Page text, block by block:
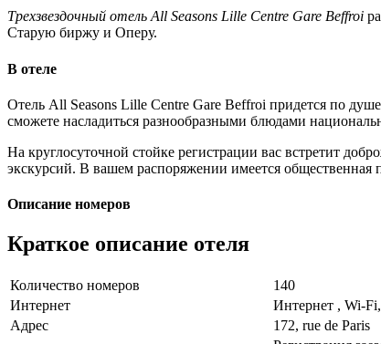
Трехзвездочный отель All Seasons Lille Centre Gare Beffroi
Старую биржу и Оперу.
В отеле
Отель All Seasons Lille Centre Gare Beffroi придется по
сможете насладиться разнообразными блюдами
На круглосуточной стойке регистрации вас встретит
экскурсий. В вашем распоряжении имеется общественная
Описание номеров
Краткое описание отеля
Количество номеров
140
Интернет
Интернет , Wi-
Адрес
172, rue de Paris